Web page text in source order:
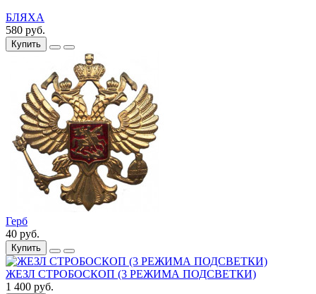
БЛЯХА
580 руб.
Купить
Герб
40 руб.
Купить
ЖЕЗЛ СТРОБОСКОП (3 РЕЖИМА ПОДСВЕТКИ)
1 400 руб.